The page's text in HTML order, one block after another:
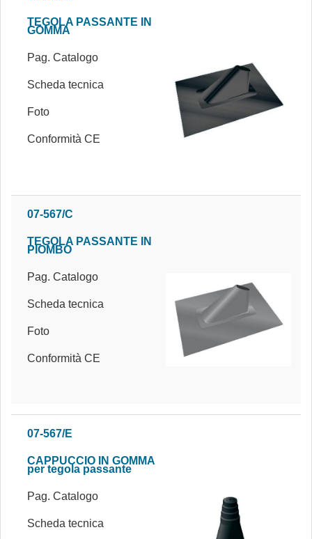
TEGOLA PASSANTE IN
GOMMA
Pag. Catalogo
Scheda tecnica
Foto
Conformità CE
07-567/C
TEGOLA PASSANTE IN
PIOMBO
Pag. Catalogo
Scheda tecnica
Foto
Conformità CE
07-567/E
CAPPUCCIO IN GOMMA
per tegola passante
Pag. Catalogo
Scheda tecnica